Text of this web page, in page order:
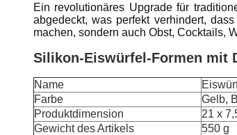
Ein revolutionäres Upgrade für
abgedeckt, was perfekt verhindert,
machen, sondern auch Obst, Cocktails,
Silikon-Eiswürfel-Formen mit
Name
Farbe
Gelb,
Produktdimension
21 x
Gewicht des Artikels
550 g